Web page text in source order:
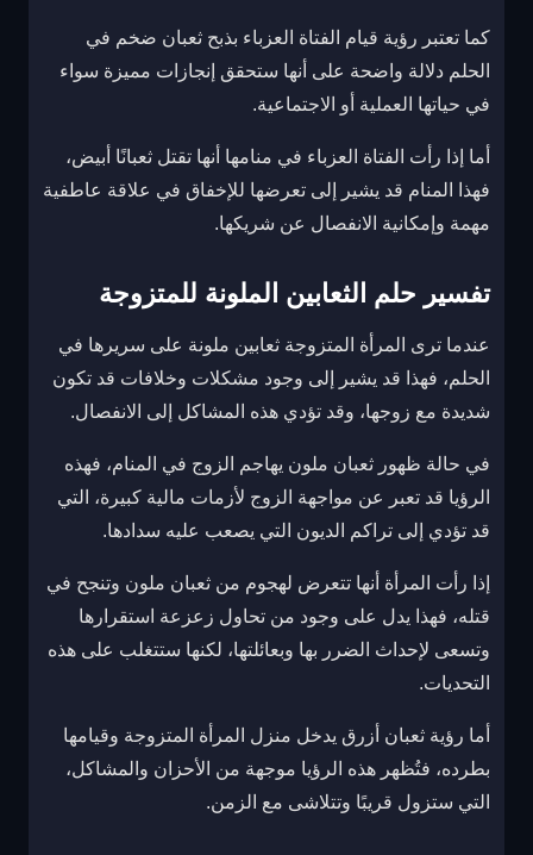
كما تعتبر رؤية قيام الفتاة العزباء بذبح ثعبان ضخم في
الحلم دلالة واضحة على أنها ستحقق إنجازات مميزة سواء
في حياتها العملية أو الاجتماعية.
أما إذا رأت الفتاة العزباء في منامها أنها تقتل ثعبانًا أبيض،
فهذا المنام قد يشير إلى تعرضها للإخفاق في علاقة عاطفية
مهمة وإمكانية الانفصال عن شريكها.
تفسير حلم الثعابين الملونة للمتزوجة
عندما ترى المرأة المتزوجة ثعابين ملونة على سريرها في
الحلم، فهذا قد يشير إلى وجود مشكلات وخلافات قد تكون
شديدة مع زوجها، وقد تؤدي هذه المشاكل إلى الانفصال.
في حالة ظهور ثعبان ملون يهاجم الزوج في المنام، فهذه
الرؤيا قد تعبر عن مواجهة الزوج لأزمات مالية كبيرة، التي
قد تؤدي إلى تراكم الديون التي يصعب عليه سدادها.
إذا رأت المرأة أنها تتعرض لهجوم من ثعبان ملون وتنجح في
قتله، فهذا يدل على وجود من تحاول زعزعة استقرارها
وتسعى لإحداث الضرر بها وبعائلتها، لكنها ستتغلب على هذه
التحديات.
أما رؤية ثعبان أزرق يدخل منزل المرأة المتزوجة وقيامها
بطرده، فتُظهر هذه الرؤيا موجهة من الأحزان والمشاكل،
التي ستزول قريبًا وتتلاشى مع الزمن.